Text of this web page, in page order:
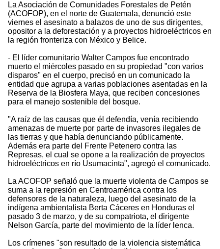
La Asociación de Comunidades Forestales de Petén
(ACOFOP), en el norte de Guatemala, denunció este
viernes el asesinato a balazos de uno de sus dirigentes,
opositor a la deforestación y a proyectos hidroeléctricos en
la región fronteriza con México y Belice.
- El líder comunitario Walter Campos fue encontrado
muerto el miércoles pasado en su propiedad "con varios
disparos" en el cuerpo, precisó en un comunicado la
entidad que agrupa a varias poblaciones asentadas en la
Reserva de la Biosfera Maya, que reciben concesiones
para el manejo sostenible del bosque.
"A raíz de las causas que él defendía, venía recibiendo
amenazas de muerte por parte de invasores ilegales de
las tierras y que había denunciando públicamente.
Además era parte del Frente Petenero contra las
Represas, el cual se opone a la realización de proyectos
hidroeléctricos en río Usumacinta", agregó el comunicado.
La ACOFOP señaló que la muerte violenta de Campos se
suma a la represión en Centroamérica contra los
defensores de la naturaleza, luego del asesinato de la
indígena ambientalista Berta Cáceres en Honduras el
pasado 3 de marzo, y de su compatriota, el dirigente
Nelson García, parte del movimiento de la líder lenca.
Los crímenes "son resultado de la violencia sistemática